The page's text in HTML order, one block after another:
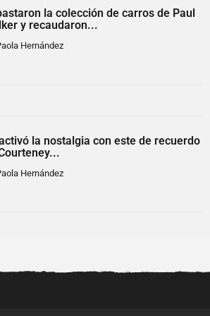
la colección de carros de Paul
y recaudaron...
Hernández
la nostalgia con este de recuerdo
Hernández